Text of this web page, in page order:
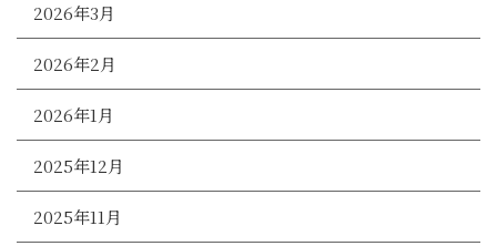
2026年3月
2026年2月
2026年1月
2025年12月
2025年11月